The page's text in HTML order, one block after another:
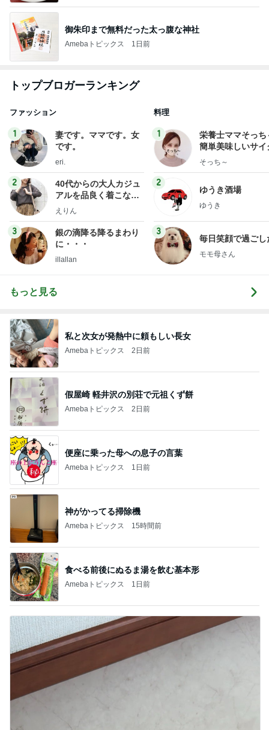
御朱印まで無料だった太っ腹な神社
Amebaトピックス 1日前
トップブロガーランキング
ファッション
1
妻です。ママです。女
です。
eri.
2
40代からの大人カジュ
アルを品良く着こなす
ファッションブログ
えりん
3
銀の滴降る降るまわり
に・・・
illallan
料理
1
栄養士ママそっち
簡単美味しいサイ
献立
そっち～
2
ゆうき酒場
ゆうき
3
毎日笑顔で過ごし
モモ母さん
もっと見る
私と次女が発熱中に頼もしい長女
Amebaトピックス 2日前
假屋崎 軽井沢の別荘で元祖くず餅
Amebaトピックス 2日前
便座に乗った母への息子の言葉
Amebaトピックス 1日前
神がかってる掃除機
Amebaトピックス 15時間前
食べる前後にぬるま湯を飲む基本形
Amebaトピックス 1日前